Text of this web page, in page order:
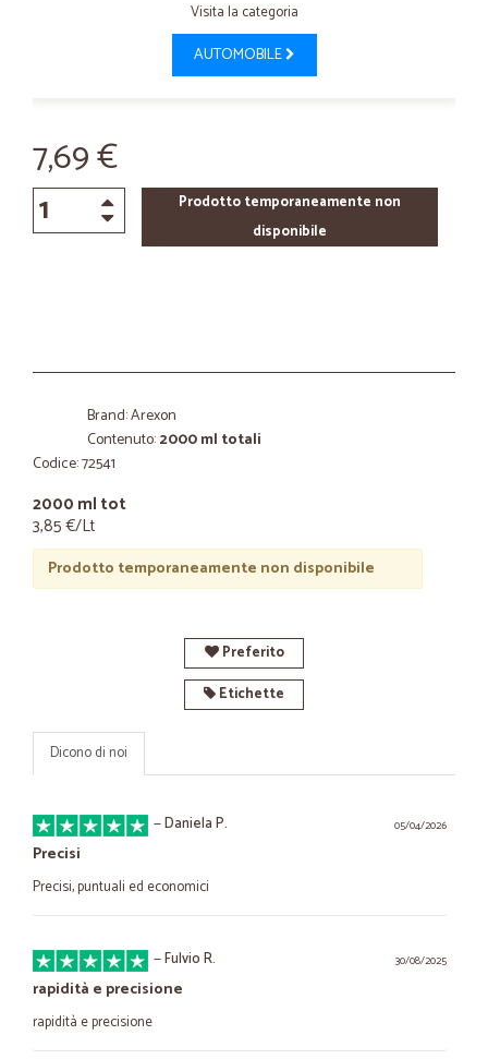
Visita la categoria
AUTOMOBILE
7,69 €
Prodotto temporaneamente non
disponibile
Brand: Arexon
Contenuto:2000 ml totali
Codice: 72541
2000 ml tot
3,85 €/Lt
Prodotto temporaneamente non disponibile
Preferito
Etichette
Dicono di noi
05/04/2026
—Daniela P.
Precisi
Precisi, puntuali ed economici
30/08/2025
—Fulvio R.
rapidità e precisione
rapidità e precisione